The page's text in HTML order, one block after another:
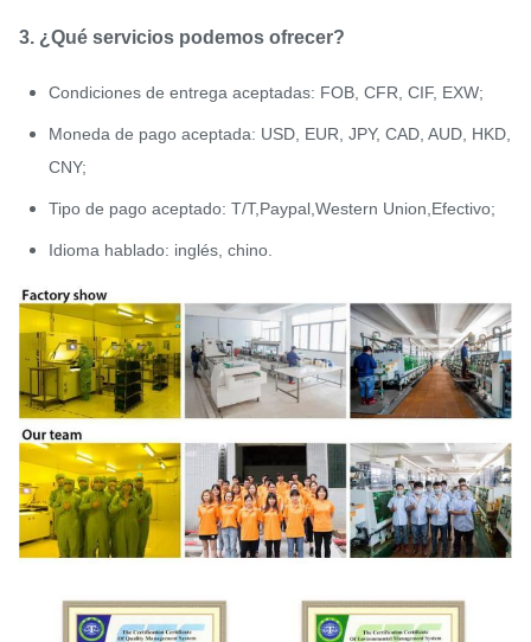
3. ¿Qué servicios podemos ofrecer?
Condiciones de entrega aceptadas: FOB, CFR, CIF, EXW;
Moneda de pago aceptada: USD, EUR, JPY, CAD, AUD, HKD,
CNY;
Tipo de pago aceptado: T/T,Paypal,Western Union,Efectivo;
Idioma hablado: inglés, chino.